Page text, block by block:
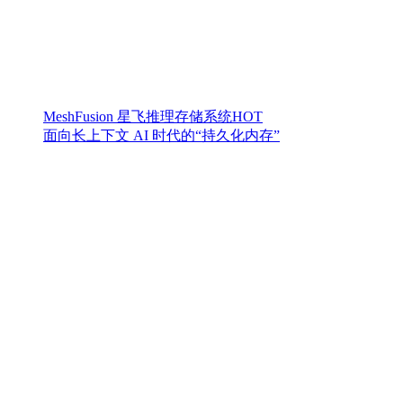
MeshFusion 星飞推理存储系统HOT
面向长上下文 AI 时代的“持久化内存”